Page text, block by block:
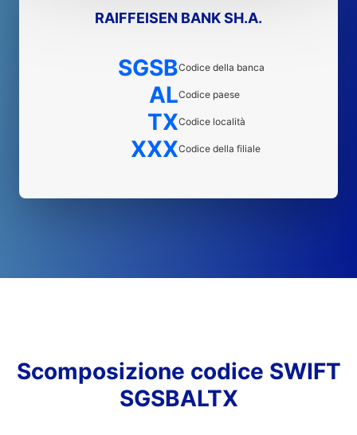
RAIFFEISEN BANK SH.A.
SGSBCodice della banca
ALCodice paese
TXCodice località
XXXCodice della filiale
Scomposizione codice SWIFT
SGSBALTX